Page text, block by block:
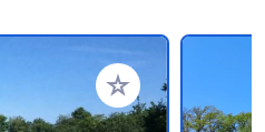
Añadir a tus